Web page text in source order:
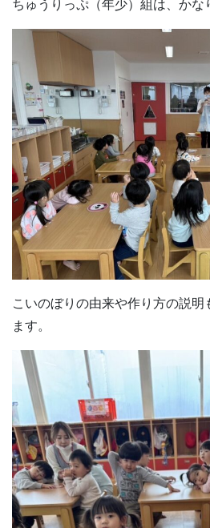
ちゅうりっぷ（年少）組は、か
こいのぼりの由来や作り方の説
ます。